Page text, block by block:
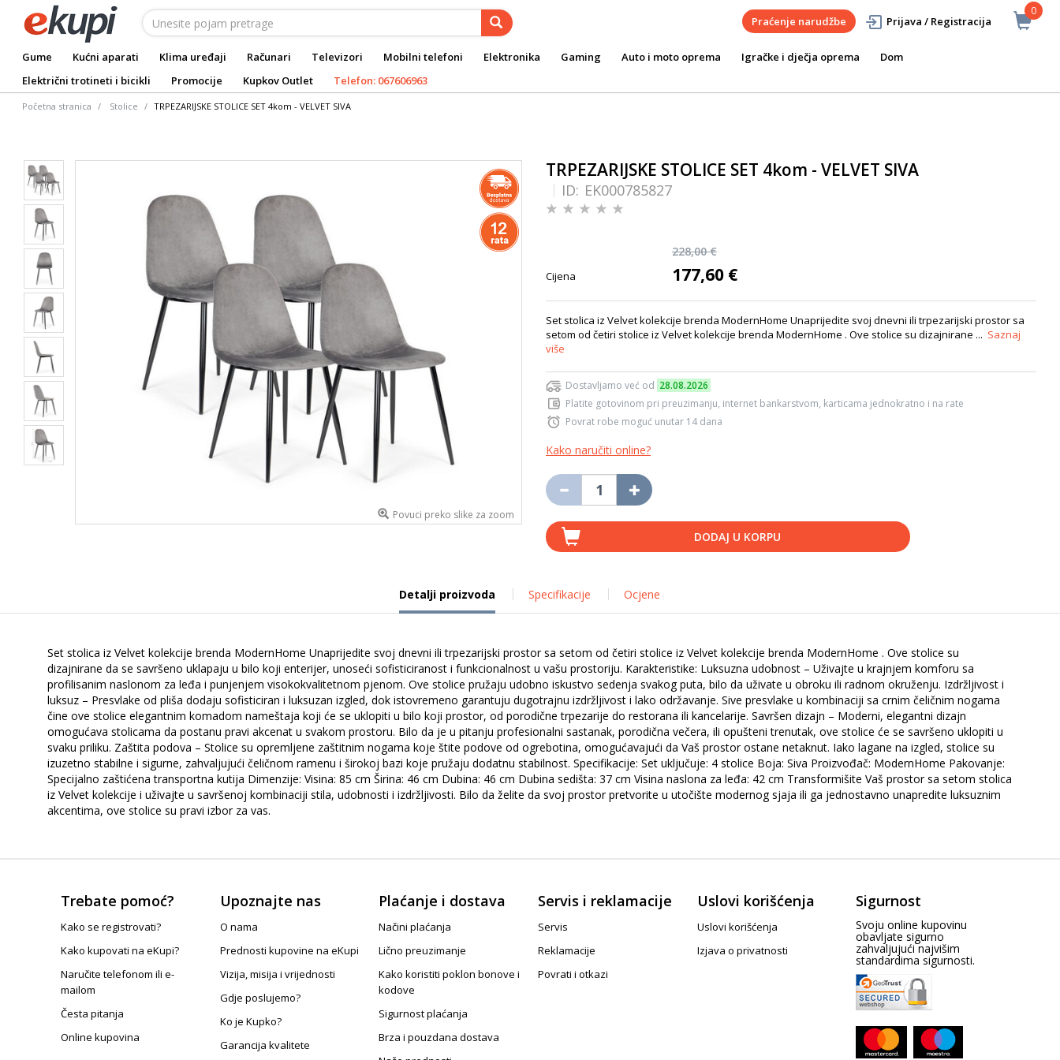
0
Praćenje narudžbe Prijava / Registracija
Gume Kućni aparati Klima uređaji Računari Televizori Mobilni telefoni Elektronika Gaming Auto i moto oprema Igračke i dječja oprema
Dom
Električni trotineti i bicikli
Promocije Kupkov Outlet Telefon: 067606963
Početna stranica Stolice TRPEZARIJSKE STOLICE SET 4kom - VELVET SIVA
Povuci preko slike za zoom
TRPEZARIJSKE STOLICE SET 4kom - VELVET SIVA
ID: EK000785827
228,00 €
Cijena 177,60 €
Set stolica iz Velvet kolekcije brenda ModernHome Unaprijedite svoj dnevni ili trpezarijski prostor sa
setom od četiri stolice iz Velvet kolekcije brenda ModernHome . Ove stolice su dizajnirane ... Saznaj
više
Dostavljamo već od 28.08.2026
Platite gotovinom pri preuzimanju, internet bankarstvom, karticama jednokratno i na rate
Povrat robe moguć unutar 14 dana
Kako naručiti online?
DODAJ U KORPU
Detalji proizvoda Specifikacije Ocjene
Set stolica iz Velvet kolekcije brenda ModernHome Unaprijedite svoj dnevni ili trpezarijski prostor sa setom od četiri stolice iz Velvet kolekcije brenda ModernHome . Ove stolice su
dizajnirane da se savršeno uklapaju u bilo koji enterijer, unoseći sofisticiranost i funkcionalnost u vašu prostoriju. Karakteristike: Luksuzna udobnost – Uživajte u krajnjem komforu sa
profilisanim naslonom za leđa i punjenjem visokokvalitetnom pjenom. Ove stolice pružaju udobno iskustvo sedenja svakog puta, bilo da uživate u obroku ili radnom okruženju. Izdržljivost i
luksuz – Presvlake od pliša dodaju sofisticiran i luksuzan izgled, dok istovremeno garantuju dugotrajnu izdržljivost i lako održavanje. Sive presvlake u kombinaciji sa crnim čeličnim nogama
čine ove stolice elegantnim komadom nameštaja koji će se uklopiti u bilo koji prostor, od porodične trpezarije do restorana ili kancelarije. Savršen dizajn – Moderni, elegantni dizajn
omogućava stolicama da postanu pravi akcenat u svakom prostoru. Bilo da je u pitanju profesionalni sastanak, porodična večera, ili opušteni trenutak, ove stolice će se savršeno uklopiti u
svaku priliku. Zaštita podova – Stolice su opremljene zaštitnim nogama koje štite podove od ogrebotina, omogućavajući da Vaš prostor ostane netaknut. Iako lagane na izgled, stolice su
izuzetno stabilne i sigurne, zahvaljujući čeličnom ramenu i širokoj bazi koje pružaju dodatnu stabilnost. Specifikacije: Set uključuje: 4 stolice Boja: Siva Proizvođač: ModernHome Pakovanje:
Specijalno zaštićena transportna kutija Dimenzije: Visina: 85 cm Širina: 46 cm Dubina: 46 cm Dubina sedišta: 37 cm Visina naslona za leđa: 42 cm Transformišite Vaš prostor sa setom stolica
iz Velvet kolekcije i uživajte u savršenoj kombinaciji stila, udobnosti i izdržljivosti. Bilo da želite da svoj prostor pretvorite u utočište modernog sjaja ili ga jednostavno unapredite luksuznim
akcentima, ove stolice su pravi izbor za vas.
Trebate pomoć?
Kako se registrovati?
Kako kupovati na eKupi?
Naručite telefonom ili e-
mailom
Česta pitanja
Online kupovina
Upoznajte nas
O nama
Prednosti kupovine na eKupi
Vizija, misija i vrijednosti
Gdje poslujemo?
Ko je Kupko?
Garancija kvalitete
Plaćanje i dostava
Načini plaćanja
Lično preuzimanje
Kako koristiti poklon bonove i
kodove
Sigurnost plaćanja
Brza i pouzdana dostava
Servis i reklamacije
Servis
Reklamacije
Povrati i otkazi
Uslovi korišćenja
Uslovi korišćenja
Izjava o privatnosti
Sigurnost
Svoju online kupovinu
obavljate sigurno
zahvaljujući najvišim
standardima sigurnosti.